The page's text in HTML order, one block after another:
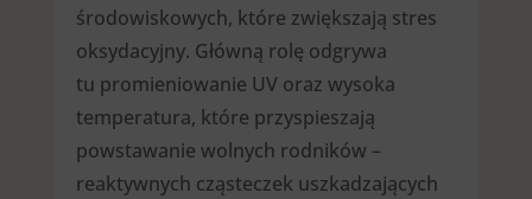
środowiskowych, które zwiększają stres
oksydacyjny. Główną rolę odgrywa
tu promieniowanie UV oraz wysoka
temperatura, które przyspieszają
powstawanie wolnych rodników –
reaktywnych cząsteczek uszkadzających